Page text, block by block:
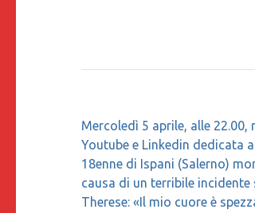
Navigazione
articoli
Mercoledì 5 aprile, alle 22.00,
Youtube e Linkedin dedicata
18enne di Ispani (Salerno)
causa di un terribile
Therese: «Il mio cuore è